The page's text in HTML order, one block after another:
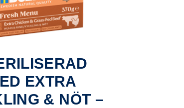
EXTRA
& NÖT –